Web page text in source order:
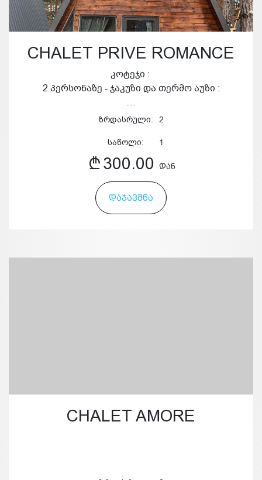
CHALET PRIVE ROMANCE
კოტეჯი :
2 პერსონაზე - ჯაკუზი და თერმო აუზი :
…
ზრდასრული: 2
საწოლი: 1
300.00 ᲓᲐᲜ
ᲓᲐᲯᲐᲕᲨᲜᲐ
CHALET AMORE